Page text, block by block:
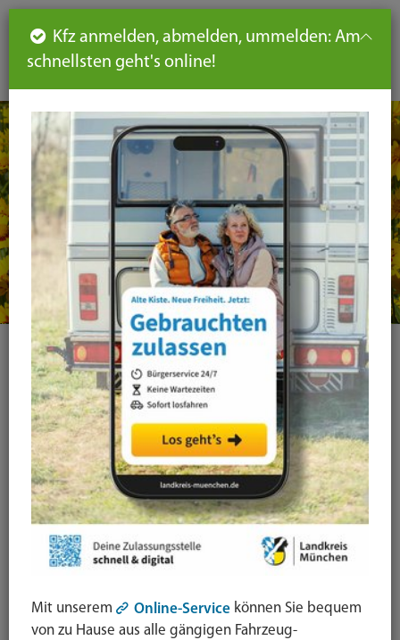
DE
Kategorie
Alle Kategorien Amtsblatt
Arbeit / Gewerbe / Jobcenter
Ausländerrecht & Integration Bauen und Wohnen
Bürgerschaftliches Engagement Chancengleichheit
Eltern- und Jugendberatungsstelle
Freizeit / Kultur / Sport Jugendhilfeplanung
Seiteninhalt
Hauptnavigation
Seitennavigation
leichte
Sprache
Kfz anmelden, abmelden, ummelden: Am
schnellsten geht's online!
Mit unserem Online-Service können Sie bequem
von zu Hause aus alle gängigen Fahrzeug-